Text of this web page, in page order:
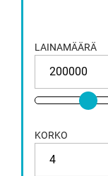
LAINAMÄÄRÄ
KORKO